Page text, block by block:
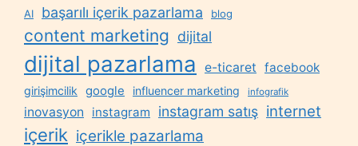
AI başarılı içerik pazarlama blog
content marketing dijital
dijital pazarlama e-ticaret facebook
girişimcilik google influencer marketing infografik
inovasyon instagram instagram satış internet
içerik içerikle pazarlama